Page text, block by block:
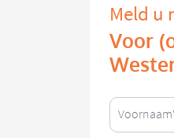
Meld u
Voor